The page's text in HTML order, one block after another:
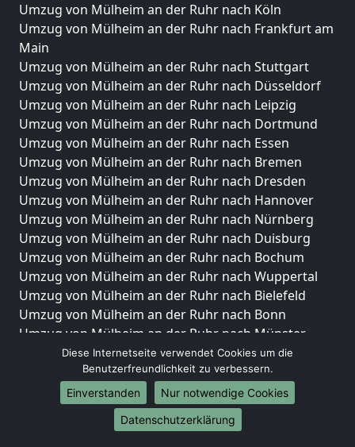
Umzug von Mülheim an der Ruhr nach Köln
Umzug von Mülheim an der Ruhr nach Frankfurt am
Main
Umzug von Mülheim an der Ruhr nach Stuttgart
Umzug von Mülheim an der Ruhr nach Düsseldorf
Umzug von Mülheim an der Ruhr nach Leipzig
Umzug von Mülheim an der Ruhr nach Dortmund
Umzug von Mülheim an der Ruhr nach Essen
Umzug von Mülheim an der Ruhr nach Bremen
Umzug von Mülheim an der Ruhr nach Dresden
Umzug von Mülheim an der Ruhr nach Hannover
Umzug von Mülheim an der Ruhr nach Nürnberg
Umzug von Mülheim an der Ruhr nach Duisburg
Umzug von Mülheim an der Ruhr nach Bochum
Umzug von Mülheim an der Ruhr nach Wuppertal
Umzug von Mülheim an der Ruhr nach Bielefeld
Umzug von Mülheim an der Ruhr nach Bonn
Umzug von Mülheim an der Ruhr nach Münster
Internationale-Umzüge
Umzug von Mülheim an der Ruhr nach Brasilien
Umzug von Mülheim an der Ruhr nach Brunei
Diese Internetseite verwendet Cookies um die
Benutzerfreundlichkeit zu verbessern.
Einverstanden
Nur notwendige Cookies
Datenschutzerklärung